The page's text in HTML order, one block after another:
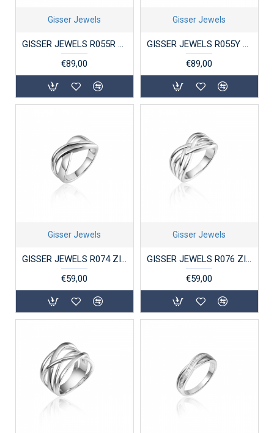
Gisser Jewels
GISSER JEWELS R055R ZILVEREN ROSÉ VERGULDE RING MET ZIRKONIA GOLD RUSH
€89,00
Gisser Jewels
GISSER JEWELS R055Y ZILVER VERGULDE RING MET ZIRKONIA GOLD RUSH
€89,00
Gisser Jewels
GISSER JEWELS R074 ZILVEREN RING GERHODINEERD GOLD RUSH
€59,00
Gisser Jewels
GISSER JEWELS R076 ZILVEREN RING GERHODINEERD GOLD RUSH
€59,00